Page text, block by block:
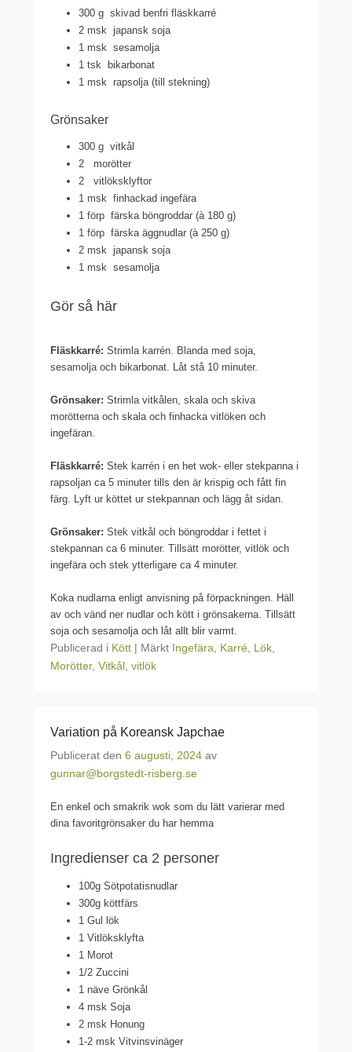
300 g skivad benfri fläskkarré
2 msk japansk soja
1 msk sesamolja
1 tsk
bikarbonat
1 msk rapsolja (till stekning)
Grönsaker
300 g vitkål
2 morötter
2 vitlöksklyftor
1 msk finhackad ingefära
1 förp färska böngroddar (à 180 g)
1 förp färska äggnudlar (à 250 g)
2 msk japansk soja
1 msk sesamolja
Gör så här
Fläskkarré: Strimla karrén. Blanda med soja,
sesamolja och bikarbonat. Låt stå 10 minuter.
Grönsaker: Strimla vitkålen, skala och skiva
morötterna och skala och finhacka vitlöken och
ingefäran.
Fläskkarré: Stek karrén i en het wok- eller stekpanna i
rapsoljan ca 5 minuter tills den är krispig och fått fin
färg. Lyft ur köttet ur stekpannan och lägg åt sidan.
Grönsaker: Stek vitkål och böngroddar i fettet i
stekpannan ca 6 minuter. Tillsätt morötter, vitlök och
ingefära och stek ytterligare ca 4 minuter.
Koka nudlarna enligt anvisning på förpackningen. Häll
av och vänd ner nudlar och kött i grönsakerna. Tillsätt
soja och sesamolja och låt allt blir varmt.
Publicerad i Kött | Märkt Ingefära Karré Lök
Morötter, Vitkål vitlök
Variation på Koreansk Japchae
Publicerat den 6 augusti, 2024 av
gunnar@borgstedt-risberg.se
En enkel och smakrik wok som du lätt varierar med
dina favoritgrönsaker du har hemma
Ingredienser ca 2 personer
100g Sötpotatisnudlar
300g köttfärs
1 Gul lök
1 Vitlöksklyfta
1 Morot
1/2 Zuccini
1 näve Grönkål
4 msk Soja
2 msk Honung
1-2 msk Vitvinsvinäger